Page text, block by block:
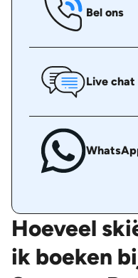
Bel ons
Live chat
Hoeveel
ik boeken